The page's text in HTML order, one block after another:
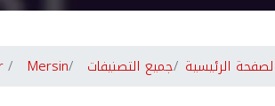
الصفحة الرئيسية جميع التصنيفات Mersin